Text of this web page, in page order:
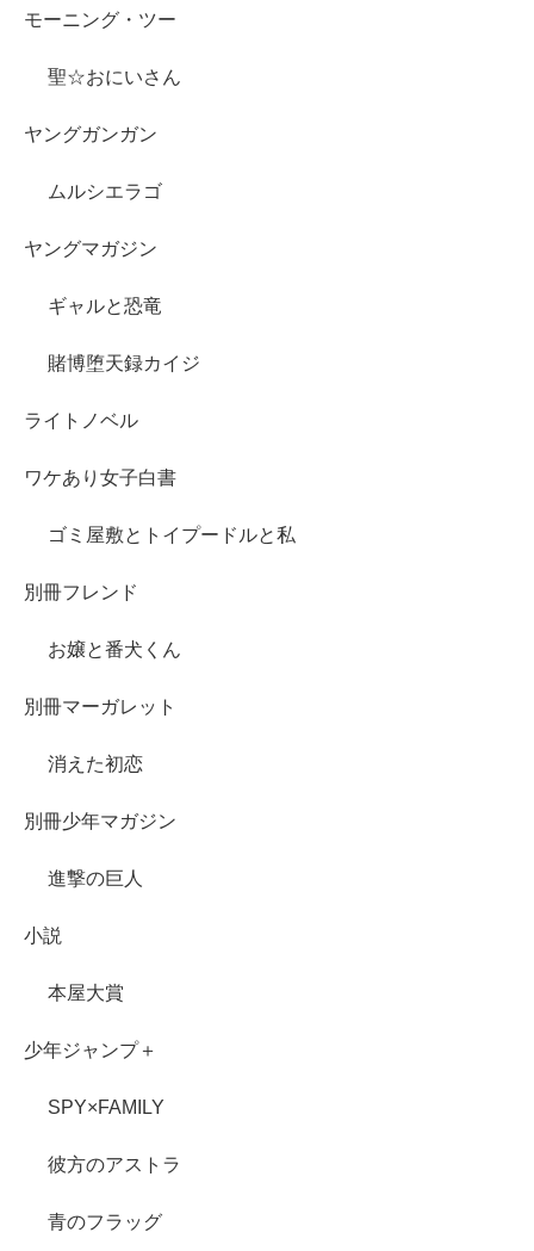
モーニング・ツー
聖☆おにいさん
ヤングガンガン
ムルシエラゴ
ヤングマガジン
ギャルと恐竜
賭博堕天録カイジ
ライトノベル
ワケあり女子白書
ゴミ屋敷とトイプードルと私
別冊フレンド
お嬢と番犬くん
別冊マーガレット
消えた初恋
別冊少年マガジン
進撃の巨人
小説
本屋大賞
少年ジャンプ＋
SPY×FAMILY
彼方のアストラ
青のフラッグ